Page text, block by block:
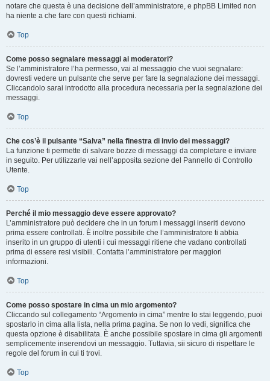
notare che questa è una decisione dell’amministratore, e phpBB Limited non
ha niente a che fare con questi richiami.
Top
Come posso segnalare messaggi ai moderatori?
Se l’amministratore l’ha permesso, vai al messaggio che vuoi segnalare:
dovresti vedere un pulsante che serve per fare la segnalazione dei messaggi.
Cliccandolo sarai introdotto alla procedura necessaria per la segnalazione dei
messaggi.
Top
Che cos’è il pulsante “Salva” nella finestra di invio dei messaggi?
La funzione ti permette di salvare bozze di messaggi da completare e inviare
in seguito. Per utilizzarle vai nell’apposita sezione del Pannello di Controllo
Utente.
Top
Perché il mio messaggio deve essere approvato?
L’amministratore può decidere che in un forum i messaggi inseriti devono
prima essere controllati. È inoltre possibile che l’amministratore ti abbia
inserito in un gruppo di utenti i cui messaggi ritiene che vadano controllati
prima di essere resi visibili. Contatta l’amministratore per maggiori
informazioni.
Top
Come posso spostare in cima un mio argomento?
Cliccando sul collegamento “Argomento in cima” mentre lo stai leggendo, puoi
spostarlo in cima alla lista, nella prima pagina. Se non lo vedi, significa che
questa opzione è disabilitata. È anche possibile spostare in cima gli argomenti
semplicemente inserendovi un messaggio. Tuttavia, sii sicuro di rispettare le
regole del forum in cui ti trovi.
Top